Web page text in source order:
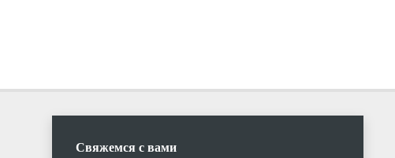
Свяжемся с вами